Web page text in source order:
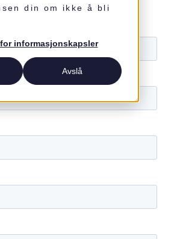
din om ikke å bli
informasjonskapsler
Avslå